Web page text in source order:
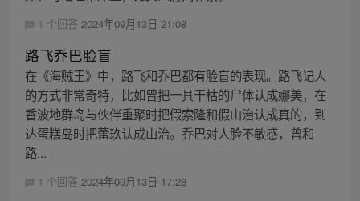
1 个回答 2024年09月13日 21:08
路飞乔巴脸盲
在《海贼王》中，路飞和乔巴都有脸盲的表现。路飞记人
的方式非常奇特，比如曾把一具干枯的尸体认成娜美，在
香波地群岛与伙伴重聚时把假索隆和假山治认成真的，到
达蛋糕岛时把蕾玖认成山治。乔巴对人脸不敏感，曾和
路...
1 个回答 2024年09月13日 17:28